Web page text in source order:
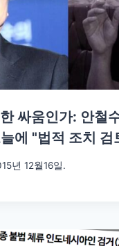
싸움인가: 안철
에 "법적 조치 검
년 12월16일.